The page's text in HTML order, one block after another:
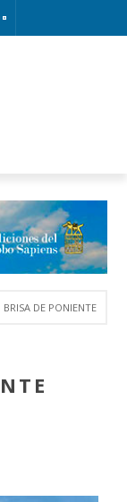
BRISA DE PONIENTE